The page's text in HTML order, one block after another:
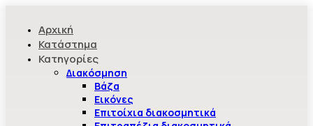
Αρχική
Κατάστημα
Κατηγορίες
Διακόσμηση
Βάζα
Εικόνες
Επιτοίχια διακοσμητικά